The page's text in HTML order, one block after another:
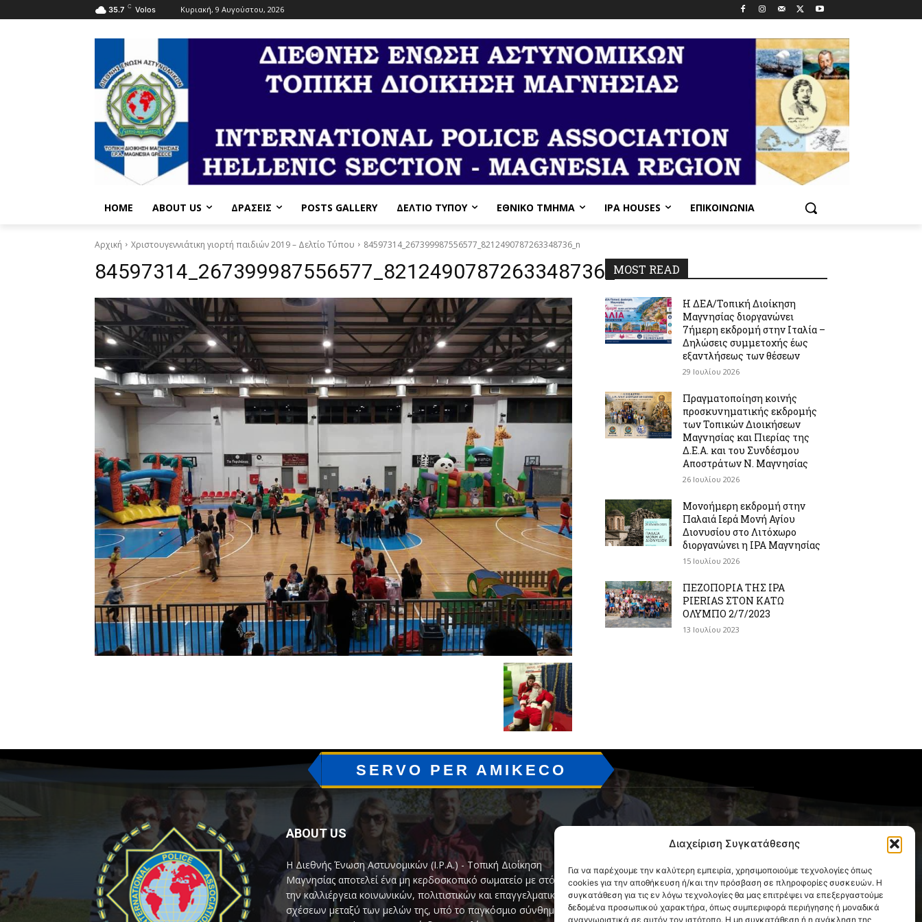
Διαχείριση Συγκατάθεσης
Για να παρέχουμε την καλύτερη εμπειρία, χρησιμοποιούμε τεχνολογίες όπως
cookies για την αποθήκευση ή/και την πρόσβαση σε πληροφορίες συσκευών. Η
συγκατάθεση για τις εν λόγω τεχνολογίες θα μας επιτρέψει να επεξεργαστούμε
δεδομένα προσωπικού χαρακτήρα, όπως συμπεριφορά περιήγησης ή μοναδικά
αναγνωριστικά σε αυτόν τον ιστότοπο. Η μη συγκατάθεση ή η ανάκληση της
35.7 C Volos Κυριακή, 9 Αυγούστου, 2026
HOME ABOUT US ΔΡΆΣΕΙΣ POSTS GALLERY ΔΕΛΤΙΟ ΤΥΠΟΥ ΕΘΝΙΚΌ ΤΜΉΜΑ IPA HOUSES ΕΠΙΚΟΙΝΩΝΊΑ
Αρχική Χριστουγεννιάτικη γιορτή παιδιών 2019 – Δελτίο Τύπου 84597314_267399987556577_8212490787263348736_n
84597314_267399987556577_8212490787263348736_nMOST READ
Η ΔΕΑ/Τοπική Διοίκηση
Μαγνησίας διοργανώνει
7ήμερη εκδρομή στην Ιταλία –
Δηλώσεις συμμετοχής έως
εξαντλήσεως των θέσεων
29 Ιουλίου 2026
Πραγματοποίηση κοινής
προσκυνηματικής εκδρομής
των Τοπικών Διοικήσεων
Μαγνησίας και Πιερίας της
Δ.Ε.Α. και του Συνδέσμου
Αποστράτων Ν. Μαγνησίας
26 Ιουλίου 2026
Μονοήμερη εκδρομή στην
Παλαιά Ιερά Μονή Αγίου
Διονυσίου στο Λιτόχωρο
διοργανώνει η IPA Μαγνησίας
15 Ιουλίου 2026
ΠΕΖΟΠΟΡΙΑ ΤΗΣ IPA
PIERIAS ΣΤΟΝ ΚΑΤΩ
ΟΛΥΜΠΟ 2/7/2023
13 Ιουλίου 2023
SERVO PER AMIKECO
ABOUT US
Η Διεθνής Ένωση Αστυνομικών (I.P.A.) - Τοπική Διοίκηση
Μαγνησίας αποτελεί ένα μη κερδοσκοπικό σωματείο με στόχο
την καλλιέργεια κοινωνικών, πολιτιστικών και επαγγελματικών
σχέσεων μεταξύ των μελών της, υπό το παγκόσμιο σύνθημα